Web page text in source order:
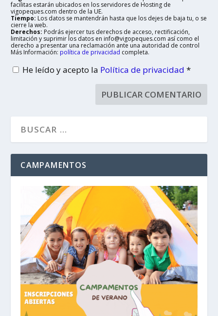
facilitas estarán ubicados en los servidores de Hosting de
vigopeques.com dentro de la UE.
Tiempo: Los datos se mantendrán hasta que los dejes de baja tu, o se
cierre la web.
Derechos: Podrás ejercer tus derechos de acceso, rectificación,
limitación y suprimir los datos en info@vigopeques.com así como el
derecho a presentar una reclamación ante una autoridad de control
Más Información: política de privacidad completa.
He leído y acepto la Política de privacidad*
CAMPAMENTOS